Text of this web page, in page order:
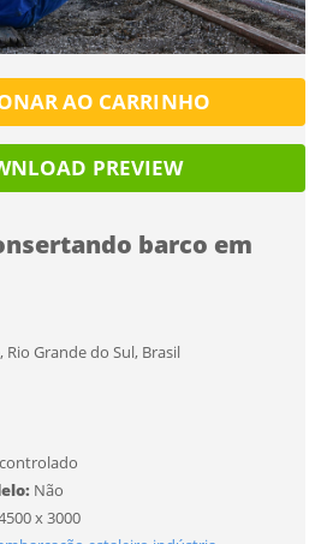
AO CARRINHO
PREVIEW
barco em
Rio Grande do Sul, Brasil
Não
x 3000
Esqueci a senha
ENTRAR
não tem conta?
ENTRAR
SALVAR